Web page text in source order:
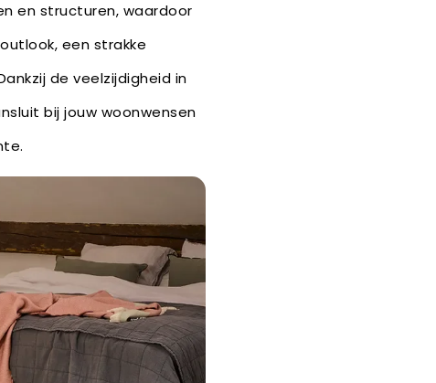
en structuren, waardoor
een strakke
de veelzijdigheid in
bij jouw woonwensen